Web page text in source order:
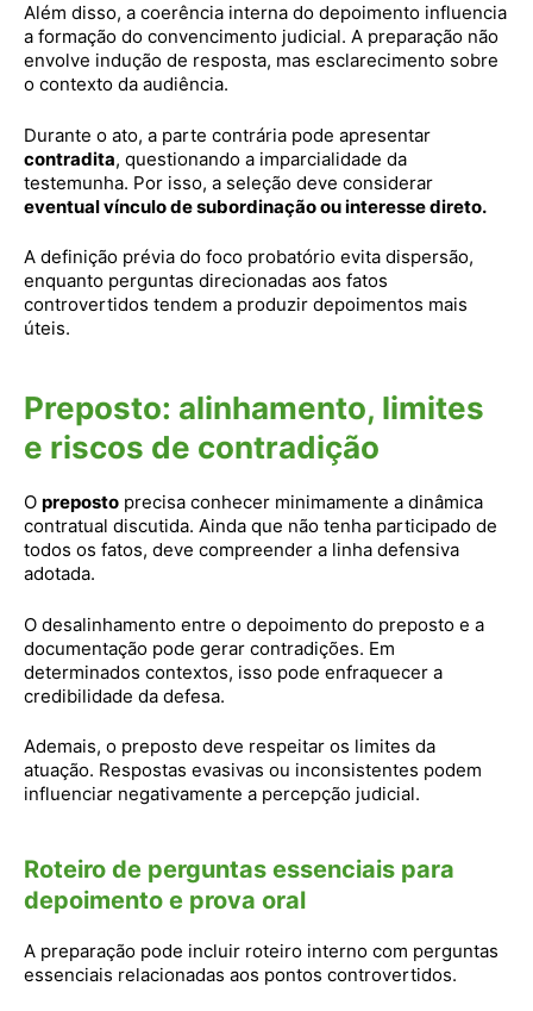
Além disso, a coerência interna do depoimento influencia
a formação do convencimento judicial. A preparação não
envolve indução de resposta, mas esclarecimento sobre
o contexto da audiência.
Durante o ato, a parte contrária pode apresentar
contradita, questionando a imparcialidade da
testemunha. Por isso, a seleção deve considerar
eventual vínculo de subordinação ou interesse direto.
A definição prévia do foco probatório evita dispersão,
enquanto perguntas direcionadas aos fatos
controvertidos tendem a produzir depoimentos mais
úteis.
Preposto: alinhamento, limites
e riscos de contradição
O preposto precisa conhecer minimamente a dinâmica
contratual discutida. Ainda que não tenha participado de
todos os fatos, deve compreender a linha defensiva
adotada.
O desalinhamento entre o depoimento do preposto e a
documentação pode gerar contradições. Em
determinados contextos, isso pode enfraquecer a
credibilidade da defesa.
Ademais, o preposto deve respeitar os limites da
atuação. Respostas evasivas ou inconsistentes podem
influenciar negativamente a percepção judicial.
Roteiro de perguntas essenciais para
depoimento e prova oral
A preparação pode incluir roteiro interno com perguntas
essenciais relacionadas aos pontos controvertidos.